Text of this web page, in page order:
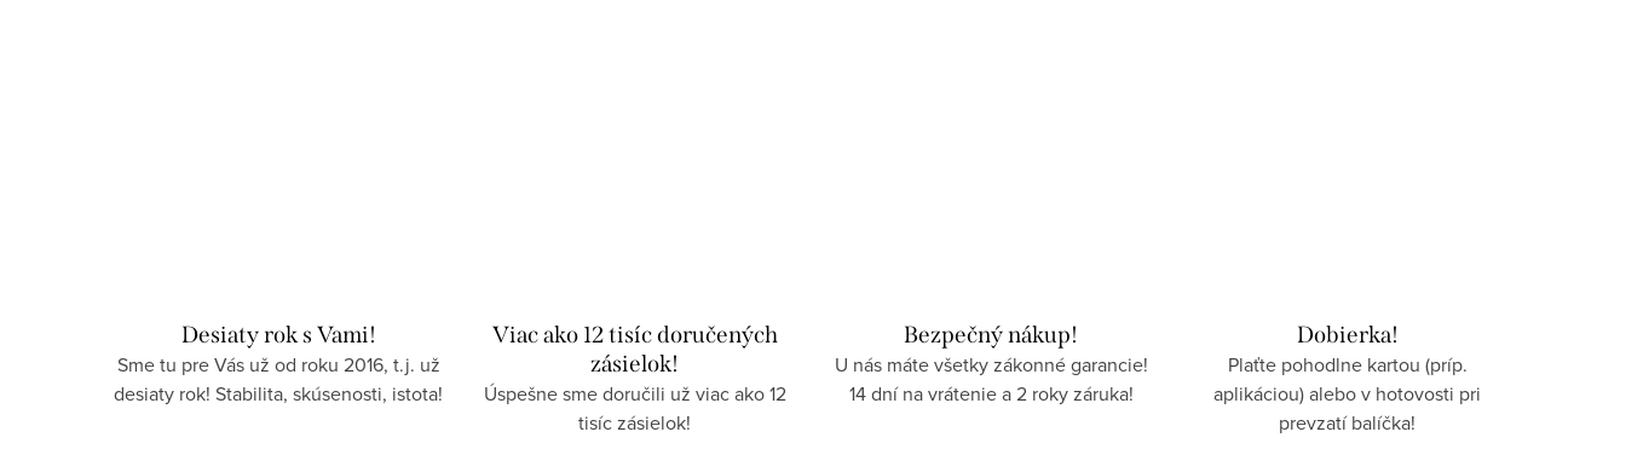
Desiaty rok s Vami!
Sme tu pre Vás už od roku 2016, t.j. už
desiaty rok! Stabilita, skúsenosti, istota!
Viac ako 12 tisíc doručených
zásielok!
Úspešne sme doručili už viac ako 12
tisíc zásielok!
Bezpečný nákup!
U nás máte všetky zákonné garancie!
14 dní na vrátenie a 2 roky záruka!
Dobierka!
Plaťte pohodlne kartou (príp.
aplikáciou) alebo v hotovosti pri
prevzatí balíčka!